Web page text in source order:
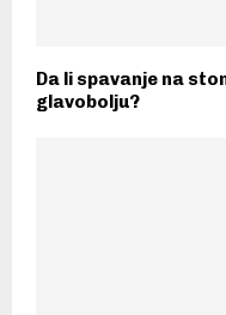
Da li spavanje na
glavobolju?